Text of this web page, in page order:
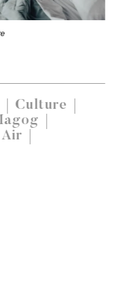
Culture
Air